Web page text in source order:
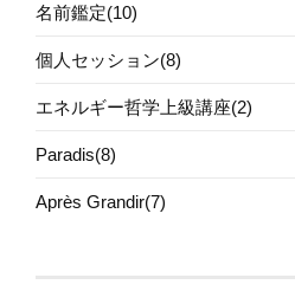
名前鑑定(10)
個人セッション(8)
エネルギー哲学上級講座(2)
Paradis(8)
Après Grandir(7)